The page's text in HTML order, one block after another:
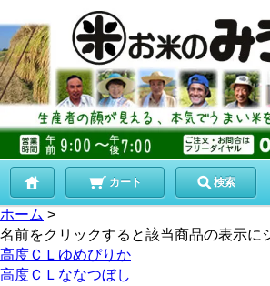
カート 検索
ホーム >
名前をクリックすると該当商品の表示に
高度ＣＬゆめぴりか
高度ＣＬななつぼし